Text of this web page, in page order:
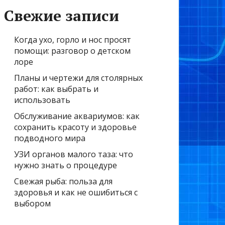
Свежие записи
Когда ухо, горло и нос просят
помощи: разговор о детском
лоре
Планы и чертежи для столярных
работ: как выбрать и
использовать
Обслуживание аквариумов: как
сохранить красоту и здоровье
подводного мира
УЗИ органов малого таза: что
нужно знать о процедуре
Свежая рыба: польза для
здоровья и как не ошибиться с
выбором